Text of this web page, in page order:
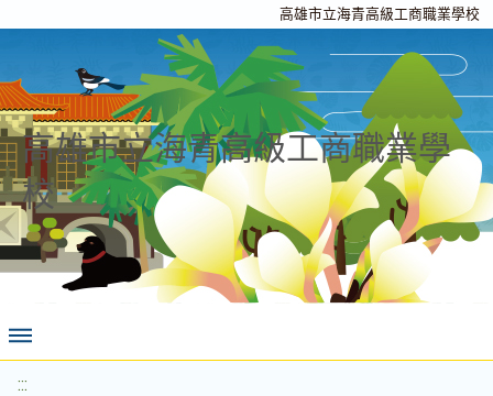
高雄市立海青高級工商職業學校
高雄市立海青高級工商職業學
校
:::